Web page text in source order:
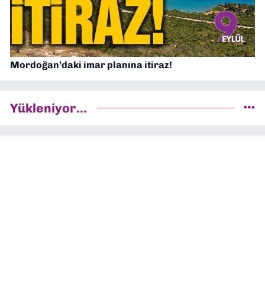
Mordoğan’daki imar planına itiraz!
Yükleniyor...